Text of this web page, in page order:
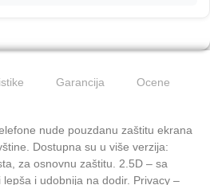
Garancija Ocene
nude pouzdanu zaštitu ekrana
Dostupna su u više verzija:
za osnovnu zaštitu. 2.5D – sa
i udobnija na dodir. Privacy –